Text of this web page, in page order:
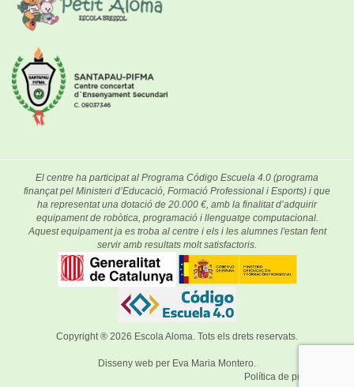
El centre ha participat al Programa Código Escuela 4.0 (programa
finançat pel Ministeri d’Educació, Formació Professional i Esports) i que
ha representat una dotació de 20.000 €, amb la finalitat d’adquirir
equipament de robòtica, programació i llenguatge computacional.
Aquest equipament ja es troba al centre i els i les alumnes l'estan fent
servir amb resultats molt satisfactoris.
Copyright ® 2026 Escola Aloma. Tots els drets reservats.
Disseny web per Eva Maria Montero.
Política de privacitat